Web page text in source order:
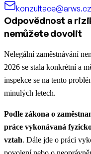
konzultace@arws.cz
Odpovědnost a
nemůžete dovolit
Nelegální zaměstnávání
2026 se stala konkrétní a
inspekce se na tento
minulých letech.
Podle zákona o
práce vykonávaná
vztah. Dále jde o práci